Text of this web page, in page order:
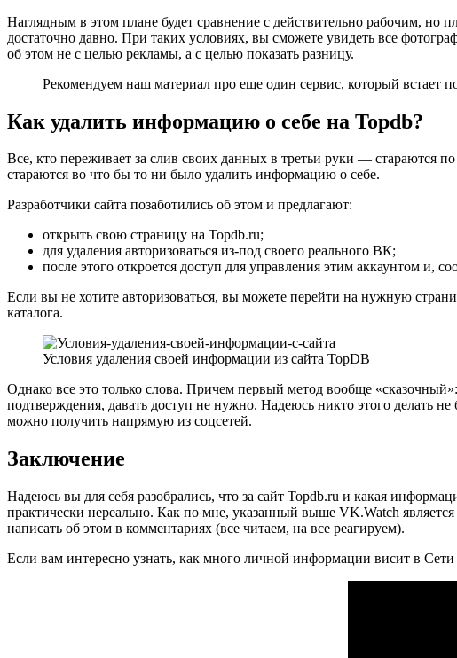
Наглядным в этом плане будет сравнение с действительно рабочим,
достаточно давно. При таких условиях, вы сможете увидеть все
об этом не с целью рекламы, а с целью показать разницу.
Рекомендуем наш материал про еще один сервис, который встает
Как удалить информацию о себе на Topdb?
Все, кто переживает за слив своих данных в третьи руки — стараются
стараются во что бы то ни было удалить информацию о себе.
Разработчики сайта позаботились об этом и предлагают:
открыть свою страницу на Topdb.ru;
для удаления авторизоваться из-под своего реального ВК;
после этого откроется доступ для управления этим аккаунтом и,
Если вы не хотите авторизоваться, вы можете перейти на нужную
каталога.
Условия удаления своей информации из сайта TopDB
Однако все это только слова. Причем первый метод вообще
подтверждения, давать доступ не нужно. Надеюсь никто этого делать
можно получить напрямую из соцсетей.
Заключение
Надеюсь вы для себя разобрались, что за сайт Topdb.ru и какая
практически нереально. Как по мне, указанный выше VK.Watch
написать об этом в комментариях (все читаем, на все реагируем).
Если вам интересно узнать, как много личной информации висит в